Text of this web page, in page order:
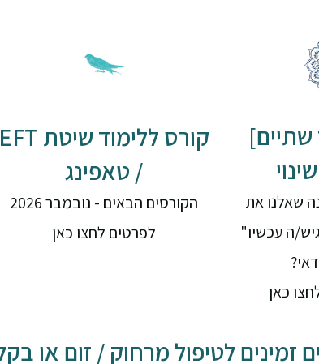
שאלנו את
ה עכשיו"
כאן
קורס ללימוד שיטת EFT
/ טאפינג
הקורסים הבאים - נובמבר 2026
לפרטים לחצו כאן
זמינים לטיפול מרחוק / זום או